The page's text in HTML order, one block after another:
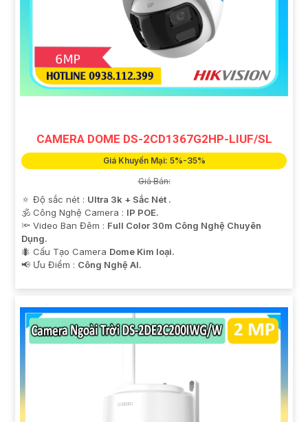
CAMERA DOME DS-2CD1367G2HP-LIUF/SL
Giá Khuyến Mại: 5%-35%
Giá Bán:
🔅 Độ sắc nét : Ultra 3k + Sắc Nét .
🕉️ Công Nghệ Camera : IP POE.
🔦 Video Ban Đêm : Full Color 30m Công Nghệ Chuyên
Dụng.
🐜 Cấu Tạo Camera Dome Kim loại.
️📢 Ưu Điểm : Công Nghệ AI.